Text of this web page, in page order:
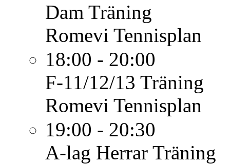
Dam Träning
Romevi Tennisplan
18:00 - 20:00
F-11/12/13 Träning
Romevi Tennisplan
19:00 - 20:30
A-lag Herrar Träning